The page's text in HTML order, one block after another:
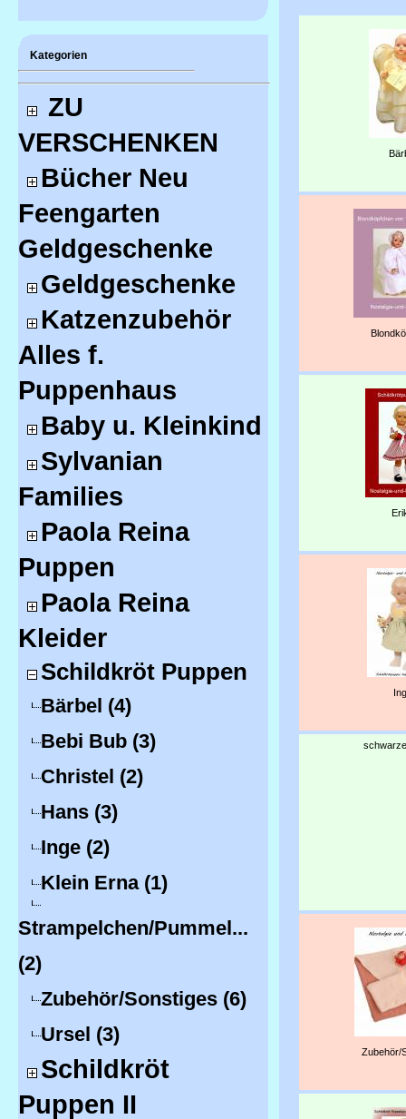
Kategorien
ZU
VERSCHENKEN
Bücher Neu
Feengarten
Geldgeschenke
Geldgeschenke
Katzenzubehör
Alles f.
Puppenhaus
Baby u. Kleinkind
Sylvanian
Families
Paola Reina
Puppen
Paola Reina
Kleider
Schildkröt Puppen
Bärbel (4)
Bebi Bub (3)
Christel (2)
Hans (3)
Inge (2)
Klein Erna (1)
Strampelchen/Pummel...
(2)
Zubehör/Sonstiges (6)
Ursel (3)
Schildkröt
Puppen II
Zubehör/